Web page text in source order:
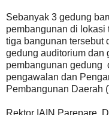
Sebanyak 3 gedung
pembangunan di lokasi
tiga bangunan tersebut
gedung auditorium dan
pembangunan gedung
pengawalan dan
Pembangunan Daerah
Rektor IAIN Parepare,